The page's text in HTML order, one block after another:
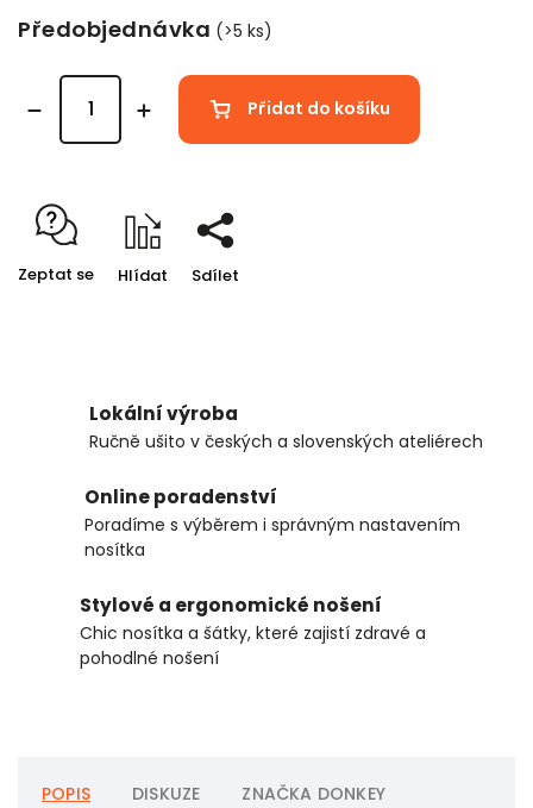
Předobjednávka (>5 ks)
Přidat do košíku
Zeptat se Hlídat Sdílet
Lokální výroba
Ručně ušito v českých a slovenských ateliérech
Online poradenství
Poradíme s výběrem i správným nastavením
nosítka
Stylové a ergonomické nošení
Chic nosítka a šátky, které zajistí zdravé a
pohodlné nošení
POPIS DISKUZE ZNAČKA DONKEY